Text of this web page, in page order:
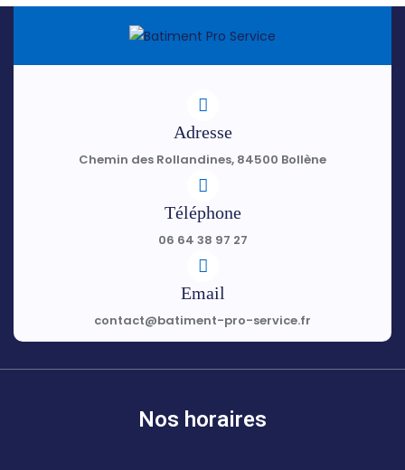
Adresse
Chemin des Rollandines, 84500 Bollène
Téléphone
06 64 38 97 27
Email
contact@batiment-pro-service.fr
Nos horaires